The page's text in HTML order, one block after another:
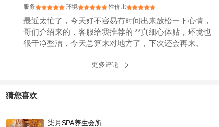
服务 环境 性价比
最近太忙了，今天好不容易有时间出来放松一下心情，
哥们介绍来的，客服给我推荐的 **真细心体贴，环境也
很干净整洁，今天总算来对地方了，下次还会再来。
更多评论
猜您喜欢
柒月SPA养生会所